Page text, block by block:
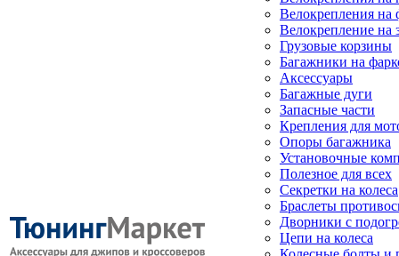
Велокрепления на
Велокрепление на
Грузовые корзины
Багажники на
Аксессуары
Багажные дуги
Запасные части
Крепления для
Опоры багажника
Установочные
Полезное для всех
Секретки на колеса
Браслеты
Дворники с
Цепи на колеса